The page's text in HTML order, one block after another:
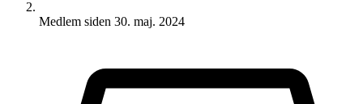
Medlem siden 30. maj. 2024